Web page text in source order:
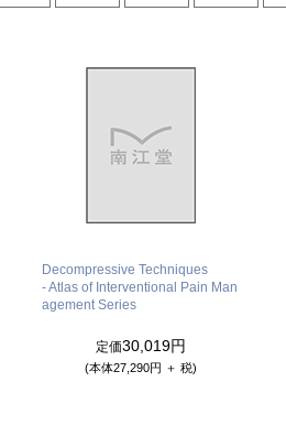
Decompressive Techniques
- Atlas of Interventional Pain Man
agement Series
定価30,019円
(本体27,290円 ＋ 税)